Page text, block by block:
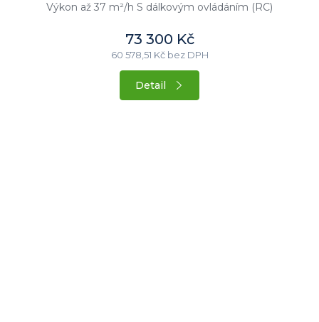
Výkon až 37 m²/h S dálkovým ovládáním (RC)
73 300 Kč
60 578,51 Kč bez DPH
Detail